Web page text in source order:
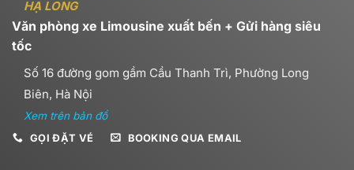
HẠ LONG
Văn phòng xe Limousine xuất bến + Gửi hàng siêu
tốc
Số 16 đường gom gầm Cầu Thanh Trì, Phường Long
Biên, Hà Nội
Xem trên bản đồ
GỌI ĐẶT VÉ BOOKING QUA EMAIL